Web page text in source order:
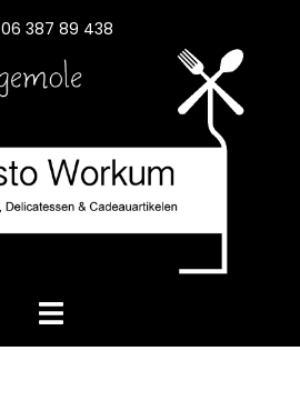
06 387 89 438
Toggle